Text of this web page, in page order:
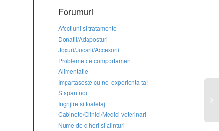
Forumuri
Afectiuni si tratamente
Donatii/Adaposturi
Jocuri/Jucarii/Accesorii
Probleme de comportament
Alimentatie
Impartaseste cu noi experienta ta!
Stapan nou
Ingrijire si toaletaj
Cabinete/Clinici/Medici veterinari
Nume de dihori si alinturi